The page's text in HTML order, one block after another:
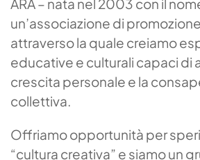
ARA – nata nel 2003 con il
un’associazione di
attraverso la quale creiamo
educative e culturali capaci di
crescita personale e la
collettiva.
Offriamo opportunità per
“cultura creativa” e siamo un